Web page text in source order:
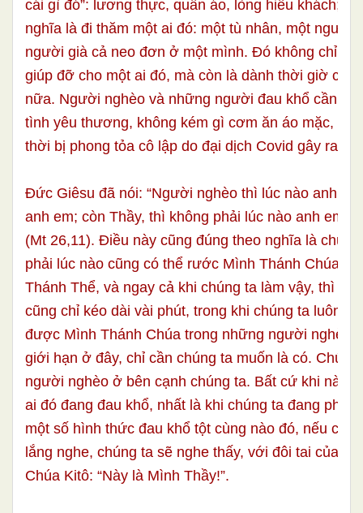
cái gì đó”: lương thực, quần áo, lòng hiếu khách;
nghĩa là đi thăm một ai đó: một tù nhân, một người
người già cả neo đơn ở một mình. Đó không chỉ là
giúp đỡ cho một ai đó, mà còn là dành thời giờ cho
nữa. Người nghèo và những người đau khổ cần
tình yêu thương, không kém gì cơm ăn áo mặc,
thời bị phong tỏa cô lập do đại dịch Covid gây ra.
Đức Giêsu đã nói: “Người nghèo thì lúc nào anh
anh em; còn Thầy, thì không phải lúc nào anh em
(Mt 26,11). Điều này cũng đúng theo nghĩa là
phải lúc nào cũng có thể rước Mình Thánh Chúa
Thánh Thể, và ngay cả khi chúng ta làm vậy, thì
cũng chỉ kéo dài vài phút, trong khi chúng ta luôn
được Mình Thánh Chúa trong những người nghèo.
giới hạn ở đây, chỉ cần chúng ta muốn là có. Chúng
người nghèo ở bên cạnh chúng ta. Bất cứ khi nào
ai đó đang đau khổ, nhất là khi chúng ta đang phải
một số hình thức đau khổ tột cùng nào đó, nếu
lắng nghe, chúng ta sẽ nghe thấy, với đôi tai của
Chúa Kitô: “Này là Mình Thầy!”.